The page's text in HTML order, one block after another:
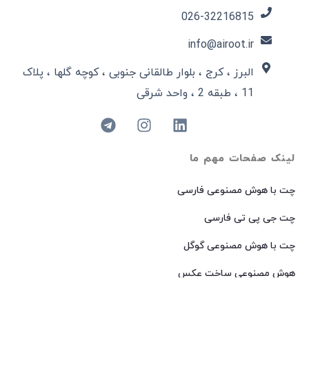
لینک صفحات مهم ما
چت با هوش مصنوعی فارسی
چت جی پی تی فارسی
چت با هوش مصنوعی گوگل
هوش مصنوعی ساخت عکس
026-32216815​
info@airoot.ir
البرز ، کرج ، بلوار طالقانی جنوبی ، کوچه گلها ، پلاک
11 ، طبقه 2 ، واحد شرقی